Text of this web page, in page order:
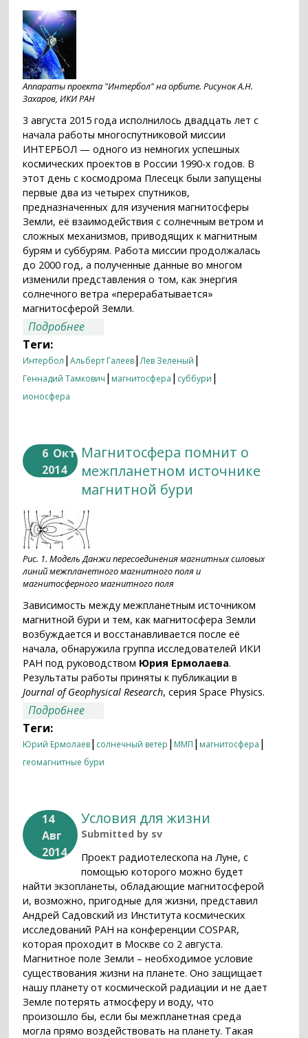
Аппараты проекта "Интербол" на орбите. Рисунок А.Н.
Захаров, ИКИ РАН
3 августа 2015 года исполнилось двадцать лет с
начала работы многоспутниковой миссии
ИНТЕРБОЛ — одного из немногих успешных
космических проектов в России 1990-х годов. В
этот день с космодрома Плесецк были запущены
первые два из четырех спутников,
предназначенных для изучения магнитосферы
Земли, её взаимодействия с солнечным ветром и
сложных механизмов, приводящих к магнитным
бурям и суббурям. Работа миссии продолжалась
до 2000 год, а полученные данные во многом
изменили представления о том, как энергия
солнечного ветра «перерабатывается»
магнитосферой Земли.
Подробнее
Теги:
Интербол |Альберт Галеев|Лев Зеленый |
Геннадий Тамкович | магнитосфера | суббури |
ионосфера
6 Окт
2014
Магнитосфера помнит о
межпланетном источнике
магнитной бури
Рис. 1. Модель Данжи пересоединения магнитных силовых
линий межпланетного магнитного поля и
магнитосферного магнитного поля
Зависимость между межпланетным источником
магнитной бури и тем, как магнитосфера Земли
возбуждается и восстанавливается после её
начала, обнаружила группа исследователей ИКИ
РАН под руководством Юрия Ермолаева.
Результаты работы приняты к публикации в
Journal of Geophysical Research, серия Space Physics.
Подробнее
бури
Теги:
Юрий Ермолаев| солнечный ветер | ММП | магнитосфера |
геомагнитные бури
14
Авг
2014
Условия для жизни
Submitted by sv
Проект радиотелескопа на Луне, с
помощью которого можно будет
найти экзопланеты, обладающие магнитосферой
и, возможно, пригодные для жизни, представил
Андрей Садовский из Института космических
исследований РАН на конференции COSPAR,
которая проходит в Москве со 2 августа.
Магнитное поле Земли – необходимое условие
существования жизни на планете. Оно защищает
нашу планету от космической радиации и не дает
Земле потерять атмосферу и воду, что
произошло бы, если бы межпланетная среда
могла прямо воздействовать на планету. Такая